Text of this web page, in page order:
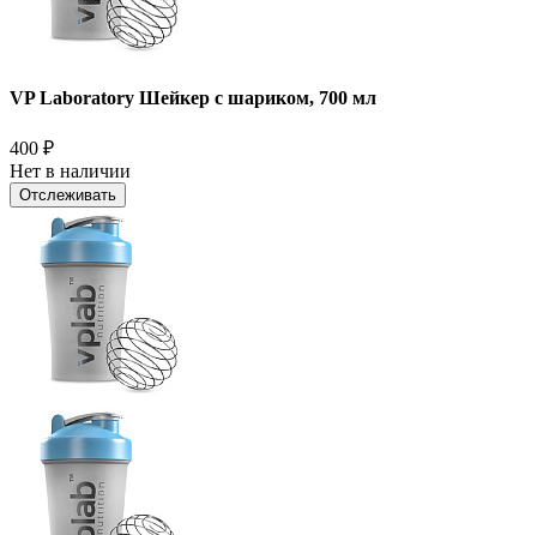
VP Laboratory Шейкер с шариком, 700 мл
400 ₽
Нет в наличии
Отслеживать